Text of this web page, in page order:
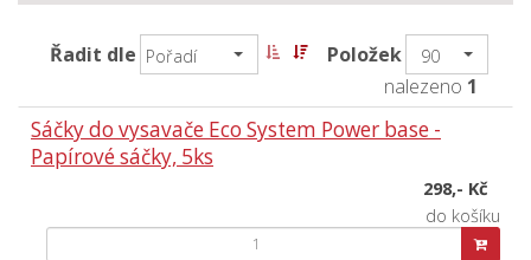
Řadit dle Pořadí Položek 90
nalezeno 1
Sáčky do vysavače Eco System Power base -
Papírové sáčky, 5ks
298,- Kč
do košíku